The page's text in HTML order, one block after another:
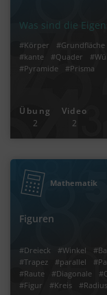
Was sind die
#Körper #Grundfläche
#kante
#Quader
#Pyramide
#Prisma
Übung
2
Video
2
Mathematik
Figuren
#Dreieck #Winkel
#Trapez
#parallel
#Raute
#Diagonale
#Figur
#Kreis #Radius